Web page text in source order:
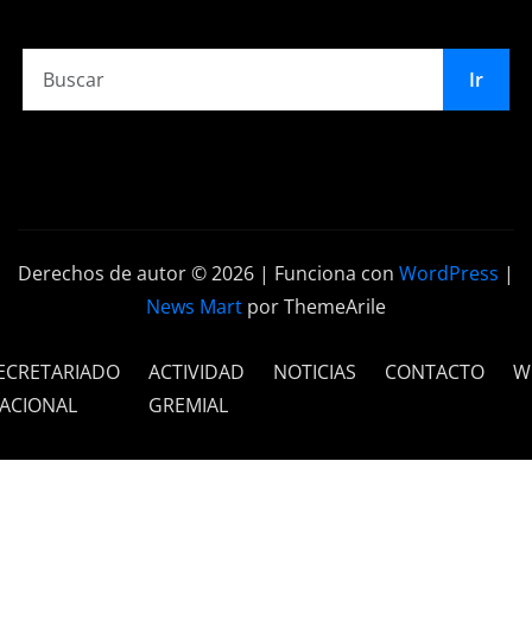
Ir
Derechos de autor © 2026 | Funciona con WordPress |
News Mart por ThemeArile
ACTIVIDAD
GREMIAL
NOTICIAS CONTACTO